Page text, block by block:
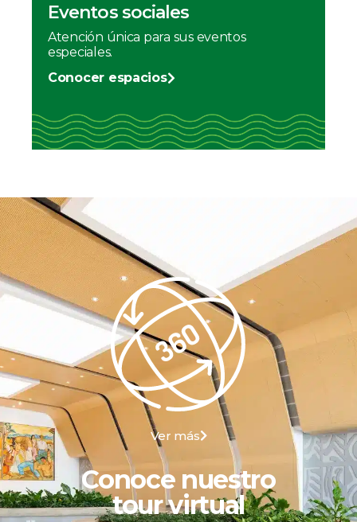
Eventos sociales
Atención única para sus eventos
especiales.
Conocer espacios
Conoce nuestro
tour virtual
Ver más